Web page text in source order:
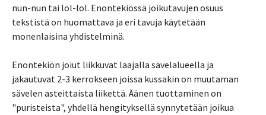
nun-nun tai lol-lol. Enontekiössä joikutavujen osuus
tekstistä on huomattava ja eri tavuja käytetään
monenlaisina yhdistelminä.
Enontekiön joiut liikkuvat laajalla sävelalueella ja
jakautuvat 2-3 kerrokseen joissa kussakin on muutaman
sävelen asteittaista liikettä. Äänen tuottaminen on
"puristeista", yhdellä hengityksellä synnytetään joikua